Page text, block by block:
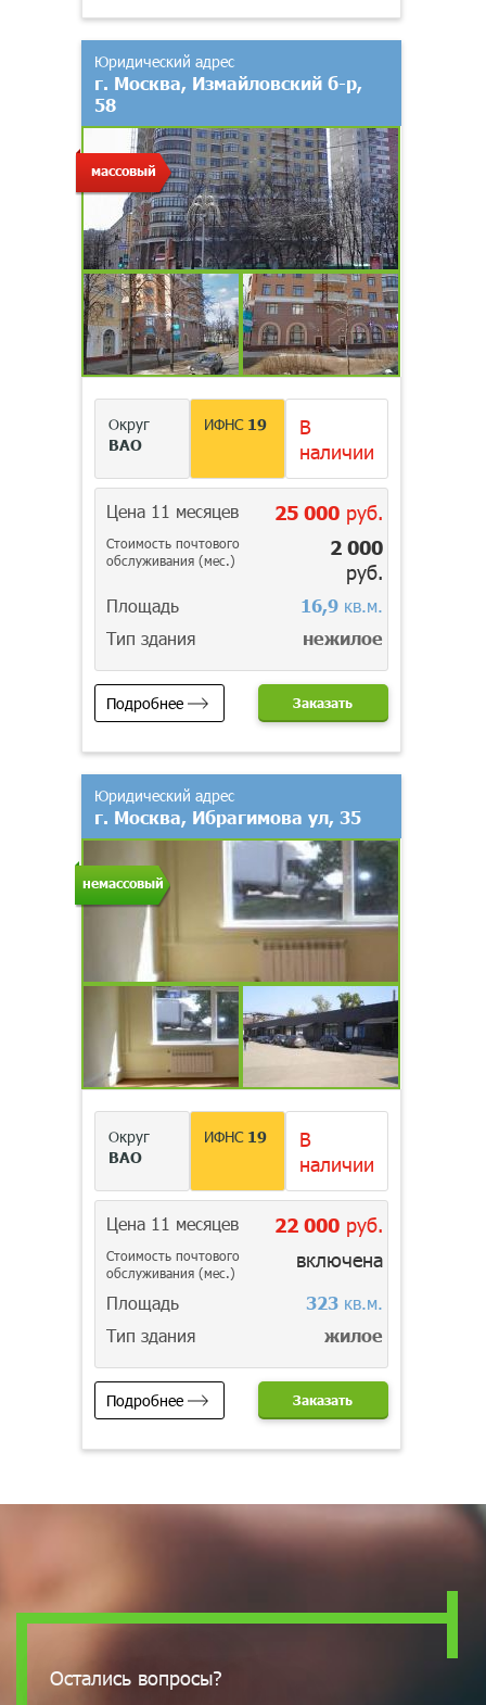
массовый
Юридический адрес
г. Москва, Измайловский б-р,
58
Округ
ВАО
ИФНС 19
В
наличии
Цена 11 месяцев 25 000руб.
Стоимость почтового
обслуживания (мес.)
2 000
руб.
Площадь 16,9кв.м.
Тип здания
нежилое
Подробнее Заказать
немассовый
Юридический адрес
г. Москва, Ибрагимова ул, 35
Округ
ВАО
ИФНС 19
В
наличии
Цена 11 месяцев 22 000руб.
Стоимость почтового
обслуживания (мес.)
включена
Площадь 323кв.м.
Тип здания
жилое
Подробнее Заказать
Остались вопросы?